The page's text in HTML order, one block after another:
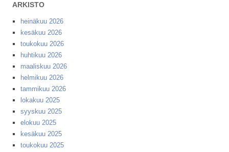
ARKISTO
heinäkuu 2026
kesäkuu 2026
toukokuu 2026
huhtikuu 2026
maaliskuu 2026
helmikuu 2026
tammikuu 2026
lokakuu 2025
syyskuu 2025
elokuu 2025
kesäkuu 2025
toukokuu 2025